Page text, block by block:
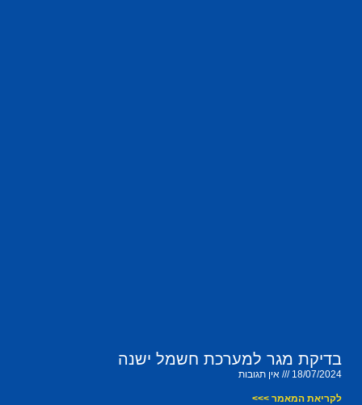
בדיקת מגר למערכת חשמל ישנה
18/07/2024 אין תגובות
לקריאת המאמר >>>